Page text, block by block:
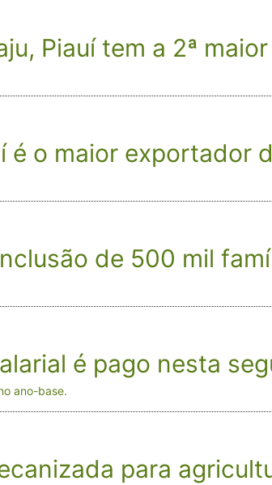
Piauí tem a 2ª
é o maior exportador
de 500 mil
é pago nesta
ano-base.
para